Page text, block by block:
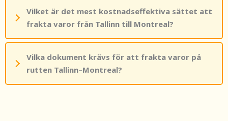
Vilket är det mest kostnadseffektiva sättet att
frakta varor från Tallinn till Montreal?
Vilka dokument krävs för att frakta varor på
rutten Tallinn–Montreal?